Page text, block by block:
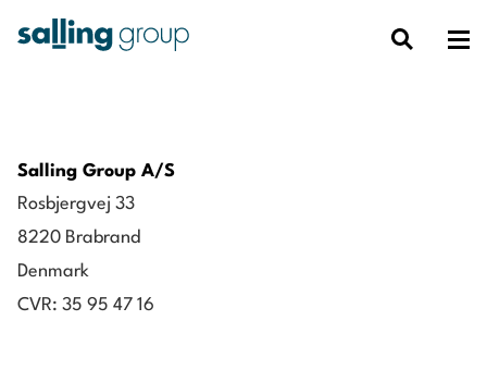
Salling Group A/S
Rosbjergvej 33
8220 Brabrand
Denmark
CVR: 35 95 47 16